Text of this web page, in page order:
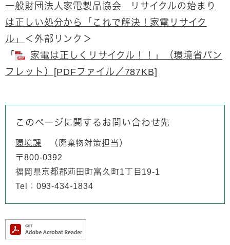
一般財団法人家電製品協会 リサイクルの始まり
は正しい処分から「これで解決！家電リサイク
ル」
＜外部リンク＞
「
家電は正しくリサイクル！！」（環境省パン
フレット）[PDFファイル／787KB]
このページに関するお問い合わせ先
環境課
廃棄物対策担当
〒800-0392
福岡県京都郡苅田町富久町1丁目19-1
Tel：093-434-1834